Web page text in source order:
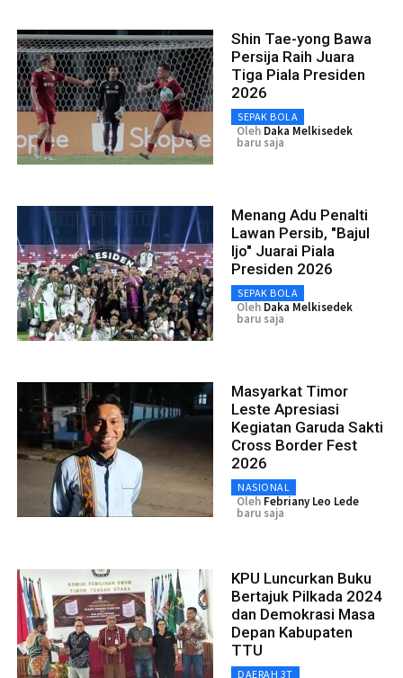
Shin Tae-yong Bawa
Persija Raih Juara
Tiga Piala Presiden
2026
SEPAK BOLA
Oleh Daka Melkisedek
baru saja
Menang Adu Penalti
Lawan Persib, "Bajul
Ijo" Juarai Piala
Presiden 2026
SEPAK BOLA
Oleh Daka Melkisedek
baru saja
Masyarkat Timor
Leste Apresiasi
Kegiatan Garuda Sakti
Cross Border Fest
2026
NASIONAL
Oleh Febriany Leo Lede
baru saja
KPU Luncurkan Buku
Bertajuk Pilkada 2024
dan Demokrasi Masa
Depan Kabupaten
TTU
DAERAH 3T